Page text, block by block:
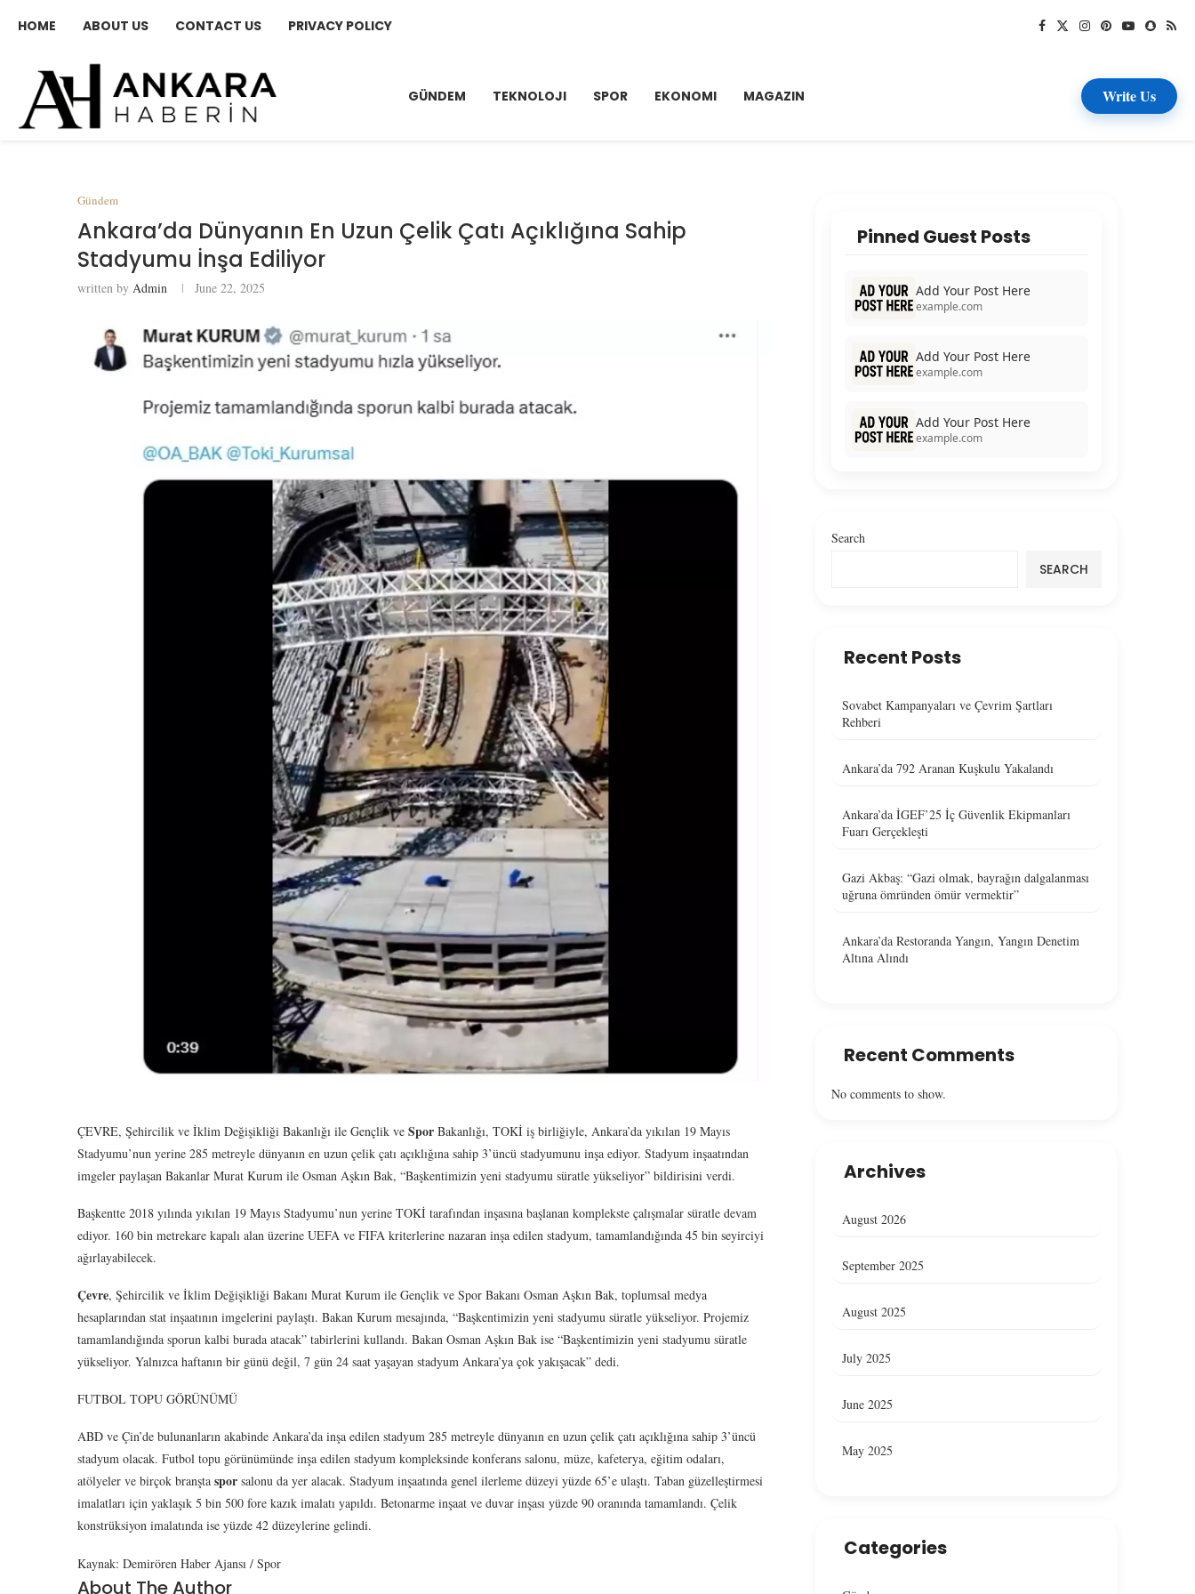
HOME ABOUT US CONTACT US PRIVACY POLICY
GÜNDEM TEKNOLOJI SPOR EKONOMI MAGAZIN Write Us
Gündem
Ankara’da Dünyanın En Uzun Çelik Çatı Açıklığına Sahip
Stadyumu İnşa Ediliyor
written by Admin June 22, 2025
ÇEVRE, Şehircilik ve İklim Değişikliği Bakanlığı ile Gençlik ve Spor Bakanlığı, TOKİ iş birliğiyle, Ankara’da yıkılan 19 Mayıs
Stadyumu’nun yerine 285 metreyle dünyanın en uzun çelik çatı açıklığına sahip 3’üncü stadyumunu inşa ediyor. Stadyum inşaatından
imgeler paylaşan Bakanlar Murat Kurum ile Osman Aşkın Bak, “Başkentimizin yeni stadyumu süratle yükseliyor” bildirisini verdi.
Başkentte 2018 yılında yıkılan 19 Mayıs Stadyumu’nun yerine TOKİ tarafından inşasına başlanan komplekste çalışmalar süratle devam
ediyor. 160 bin metrekare kapalı alan üzerine UEFA ve FIFA kriterlerine nazaran inşa edilen stadyum, tamamlandığında 45 bin seyirciyi
ağırlayabilecek.
Çevre, Şehircilik ve İklim Değişikliği Bakanı Murat Kurum ile Gençlik ve Spor Bakanı Osman Aşkın Bak, toplumsal medya
hesaplarından stat inşaatının imgelerini paylaştı. Bakan Kurum mesajında, “Başkentimizin yeni stadyumu süratle yükseliyor. Projemiz
tamamlandığında sporun kalbi burada atacak” tabirlerini kullandı. Bakan Osman Aşkın Bak ise “Başkentimizin yeni stadyumu süratle
yükseliyor. Yalnızca haftanın bir günü değil, 7 gün 24 saat yaşayan stadyum Ankara’ya çok yakışacak” dedi.
FUTBOL TOPU GÖRÜNÜMÜ
ABD ve Çin’de bulunanların akabinde Ankara’da inşa edilen stadyum 285 metreyle dünyanın en uzun çelik çatı açıklığına sahip 3’üncü
stadyum olacak. Futbol topu görünümünde inşa edilen stadyum kompleksinde konferans salonu, müze, kafeterya, eğitim odaları,
atölyeler ve birçok branşta spor salonu da yer alacak. Stadyum inşaatında genel ilerleme düzeyi yüzde 65’e ulaştı. Taban güzelleştirmesi
imalatları için yaklaşık 5 bin 500 fore kazık imalatı yapıldı. Betonarme inşaat ve duvar inşası yüzde 90 oranında tamamlandı. Çelik
konstrüksiyon imalatında ise yüzde 42 düzeylerine gelindi.
Kaynak: Demirören Haber Ajansı / Spor
About The Author
Pinned Guest Posts
Add Your Post Here
example.com
Add Your Post Here
example.com
Add Your Post Here
example.com
Search
SEARCH
Recent Posts
Sovabet Kampanyaları ve Çevrim Şartları
Rehberi
Ankara’da 792 Aranan Kuşkulu Yakalandı
Ankara’da İGEF’25 İç Güvenlik Ekipmanları
Fuarı Gerçekleşti
Gazi Akbaş: “Gazi olmak, bayrağın dalgalanması
uğruna ömründen ömür vermektir”
Ankara’da Restoranda Yangın, Yangın Denetim
Altına Alındı
Recent Comments
No comments to show.
Archives
August 2026
September 2025
August 2025
July 2025
June 2025
May 2025
Categories